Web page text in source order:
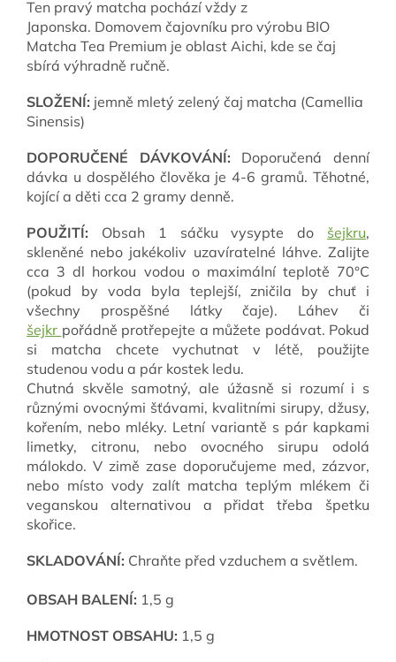
Ten pravý matcha pochází vždy z
Japonska. Domovem čajovníku pro výrobu BIO
Matcha Tea Premium je oblast Aichi, kde se čaj
sbírá výhradně ručně.
SLOŽENÍ: jemně mletý zelený čaj matcha (Camellia
Sinensis)
DOPORUČENÉ DÁVKOVÁNÍ: Doporučená denní
dávka u dospělého člověka je 4-6 gramů. Těhotné,
kojící a děti cca 2 gramy denně.
POUŽITÍ: Obsah 1 sáčku vysypte do šejkru,
skleněné nebo jakékoliv uzavíratelné láhve. Zalijte
cca 3 dl horkou vodou o maximální teplotě 70°C
(pokud by voda byla teplejší, zničila by chuť i
všechny prospěšné látky čaje). Láhev či
šejkr pořádně protřepejte a můžete podávat. Pokud
si matcha chcete vychutnat v létě, použijte
studenou vodu a pár kostek ledu.
Chutná skvěle samotný, ale úžasně si rozumí i s
různými ovocnými šťávami, kvalitními sirupy, džusy,
kořením, nebo mléky. Letní variantě s pár kapkami
limetky, citronu, nebo ovocného sirupu odolá
málokdo. V zimě zase doporučujeme med, zázvor,
nebo místo vody zalít matcha teplým mlékem či
veganskou alternativou a přidat třeba špetku
skořice.
SKLADOVÁNÍ: Chraňte před vzduchem a světlem.
OBSAH BALENÍ: 1,5 g
HMOTNOST OBSAHU: 1,5 g